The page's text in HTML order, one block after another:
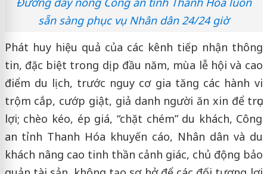
sẵn sàng phục vụ Nhân dân 24/24 giờ
Phát huy hiệu quả của các kênh tiếp nhận thông
tin, đặc biệt trong dịp đầu năm, mùa lễ hội và cao
điểm du lịch, trước nguy cơ gia tăng các hành vi
trộm cắp, cướp giật, giả danh người ăn xin để trục
lợi; chèo kéo, ép giá, “chặt chém” du khách, Công
an tỉnh Thanh Hóa khuyến cáo, Nhân dân và du
khách nâng cao tinh thần cảnh giác, chủ động bảo